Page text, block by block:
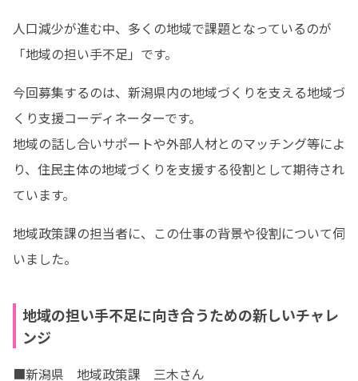
人口減少が進む中、多くの地域で課題となっているのが
「地域の担い手不足」です。
今回募集するのは、新潟県内の地域づくりを支える地域づ
くり支援コーディネーターです。
地域の話し合いサポートや外部人材とのマッチング等によ
り、住民主体の地域づくりを支援する役割として期待され
ています。
地域政策課の担当者に、この仕事の背景や役割について伺
いました。
地域の担い手不足に向き合うための新しいチャレ
ンジ
■新潟県　地域政策課　三木さん